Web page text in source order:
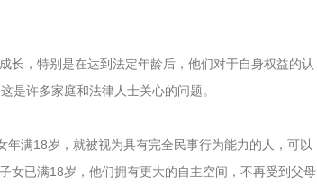
长，特别是在达到法定年龄后，他们对于自身权益的认
是许多家庭和法律人士关心的问题。
满18岁，就被视为具有完全民事行为能力的人，可以
女已满18岁，他们拥有更大的自主空间，不再受到父母